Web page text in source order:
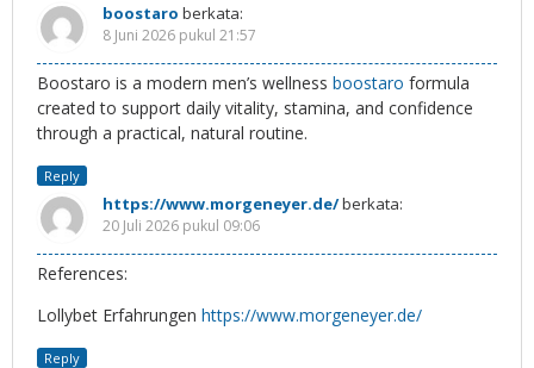
boostaro berkata:
8 Juni 2026 pukul 21:57
Boostaro is a modern men’s wellness boostaro formula
created to support daily vitality, stamina, and confidence
through a practical, natural routine.
Reply
https://www.morgeneyer.de/berkata:
20 Juli 2026 pukul 09:06
References:
Lollybet Erfahrungen https://www.morgeneyer.de/
Reply